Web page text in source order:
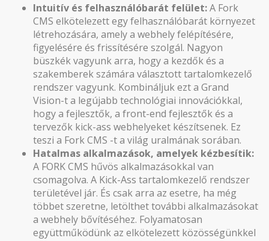
Intuitív és felhasználóbarát felület:A Fork
CMS elkötelezett egy felhasználóbarát környezet
létrehozására, amely a webhely felépítésére,
figyelésére és frissítésére szolgál. Nagyon
büszkék vagyunk arra, hogy a kezdők és a
szakemberek számára választott tartalomkezelő
rendszer vagyunk. Kombináljuk ezt a Grand
Vision-t a legújabb technológiai innovációkkal,
hogy a fejlesztők, a front-end fejlesztők és a
tervezők kick-ass webhelyeket készítsenek. Ez
teszi a Fork CMS -t a világ uralmának sorában.
Hatalmas alkalmazások, amelyek kézbesítik:
A FORK CMS hűvös alkalmazásokkal van
csomagolva. A Kick-Ass tartalomkezelő rendszer
területével jár. És csak arra az esetre, ha még
többet szeretne, letölthet további alkalmazásokat
a webhely bővítéséhez. Folyamatosan
együttműködünk az elkötelezett közösségünkkel